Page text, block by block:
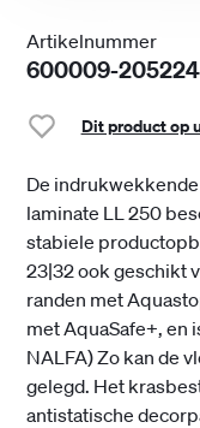
Artikelnummer
600009-
Dit product op
De
laminate LL 250
stabiele
23|32 ook geschikt
randen met
met AquaSafe+, en
NALFA) Zo kan de
gelegd. Het
antistatische